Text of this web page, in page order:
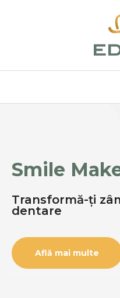
Smile
Transformă-ți
dentare
Află mai multe